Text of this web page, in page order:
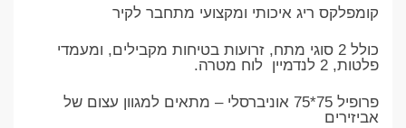
קומפלקס ריג איכותי ומקצועי מתחבר לקיר
כולל 2 סוגי מתח, זרועות בטיחות מקבילים, ומעמדי
פלטות, 2 לנדמיין לוח מטרה.
פרופיל 75*75 אוניברסלי – מתאים למגוון עצום של
אביזירים